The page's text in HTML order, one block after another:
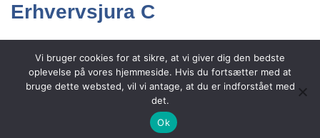
Erhvervsjura C
Faget omfatter viden, kundskaber og
færdigheder om generelle retlige principper,
herunder de værdier, rettigheder og pligter,
som det demokratiske samfund rummer.
Vi bruger cookies for at sikre, at vi giver dig den bedste
oplevelse på vores hjemmeside. Hvis du fortsætter med at
bruge dette websted, vil vi antage, at du er indforstået med
det.
Ok